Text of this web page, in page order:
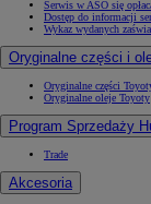
Serwis w ASO się
Dostęp do informacji
Wykaz wydanych
Oryginalne części i
Oryginalne części
Oryginalne oleje Toyoty
Program Sprzedaży
Trade
Akcesoria